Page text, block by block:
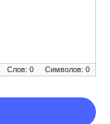
Символов: 0
Слов: 0